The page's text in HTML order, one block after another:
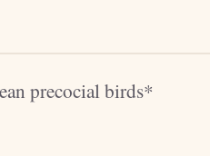
precocial birds*